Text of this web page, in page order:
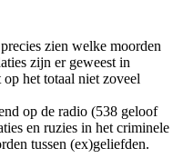
zien welke moorden
zijn er geweest in
het totaal niet zoveel
op de radio (538 geloof
en ruzies in het criminele
tussen (ex)geliefden.